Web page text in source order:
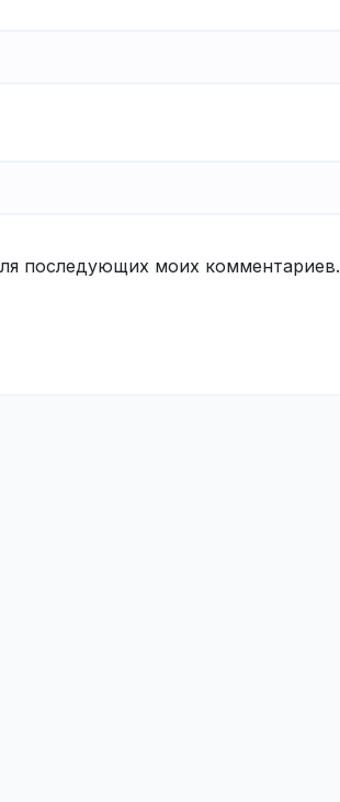
последующих моих комментариев.